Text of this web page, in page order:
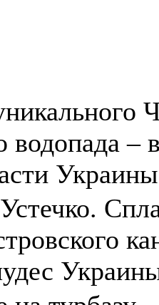
водопада –
Украины